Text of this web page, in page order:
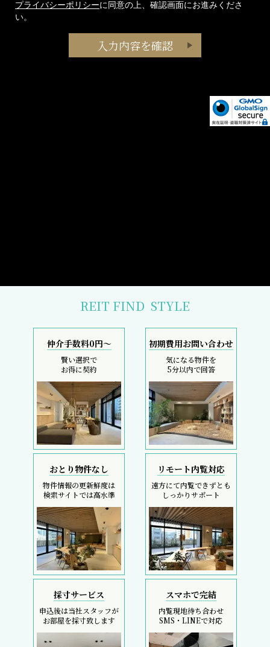
プライバシーポリシーに同意の上、確認画面にお進みくださ
い。
REIT FIND STYLE
仲介手数料0円～
賢い選択で
お得に契約
初期費用お問い合わせ
気になる物件を
5分以内で回答
おとり物件なし
物件情報の更新鮮度は
検索サイトでは高水準
リモート内覧対応
遠方にて内覧できずとも
しっかりサポート
採寸サービス
申込後は当社スタッフが
お部屋を採寸致します
スマホで完結
内覧現地待ち合わせ
SMS・LINEで対応